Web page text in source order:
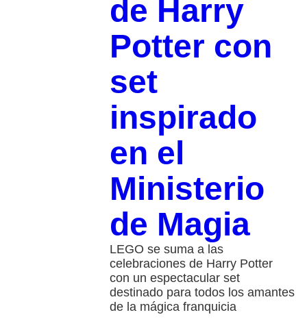
de Harry
Potter con
set
inspirado
en el
Ministerio
de Magia
LEGO se suma a las
celebraciones de Harry Potter
con un espectacular set
destinado para todos los amantes
de la mágica franquicia